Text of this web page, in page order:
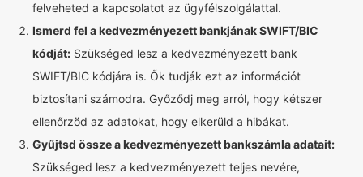
felveheted a kapcsolatot az ügyfélszolgálattal.
Ismerd fel a kedvezményezett bankjának SWIFT/BIC
kódját: Szükséged lesz a kedvezményezett bank
SWIFT/BIC kódjára is. Ők tudják ezt az információt
biztosítani számodra. Győződj meg arról, hogy kétszer
ellenőrzöd az adatokat, hogy elkerüld a hibákat.
Gyűjtsd össze a kedvezményezett bankszámla adatait:
Szükséged lesz a kedvezményezett teljes nevére,